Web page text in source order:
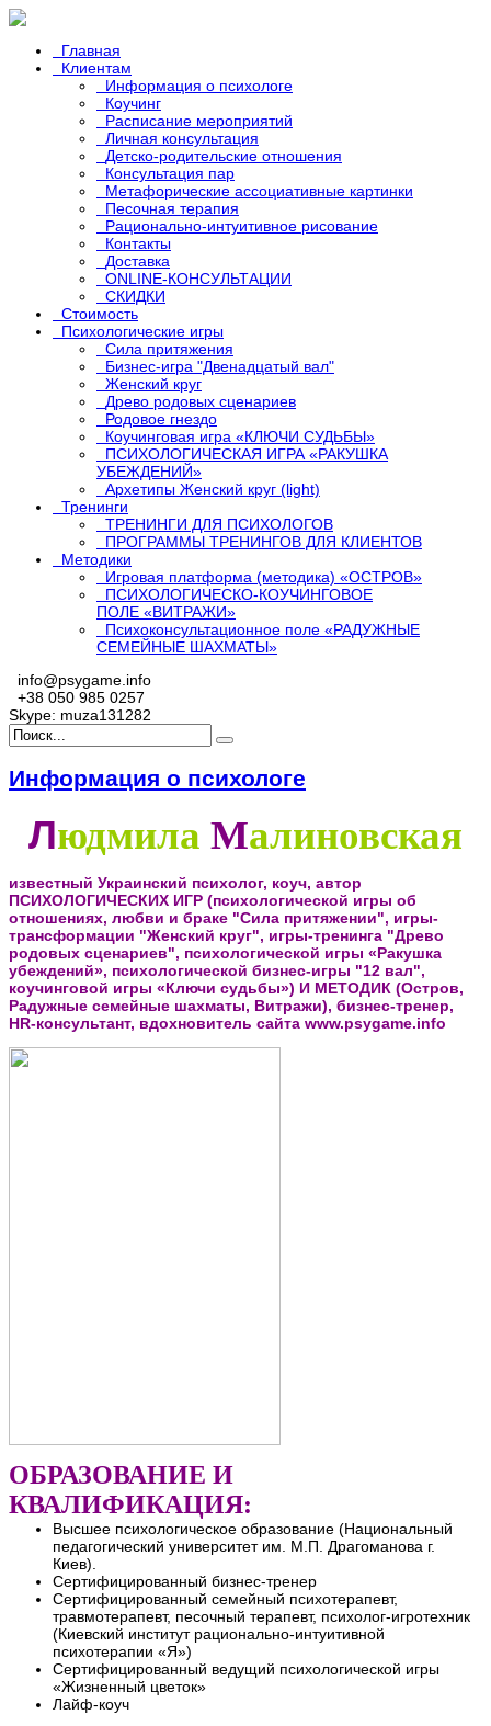
Главная
Клиентам
Информация о психологе
Коучинг
Расписание мероприятий
Личная консультация
Детско-родительские отношения
Консультация пар
Метафорические ассоциативные картинки
Песочная терапия
Рационально-интуитивное рисование
Контакты
Доставка
ONLINE-КОНСУЛЬТАЦИИ
СКИДКИ
Стоимость
Психологические игры
Сила притяжения
Бизнес-игра "Двенадцатый вал"
Женский круг
Древо родовых сценариев
Родовое гнездо
Коучинговая игра «КЛЮЧИ СУДЬБЫ»
ПСИХОЛОГИЧЕСКАЯ ИГРА «РАКУШКА
УБЕЖДЕНИЙ»
Архетипы Женский круг (light)
Тренинги
ТРЕНИНГИ ДЛЯ ПСИХОЛОГОВ
ПРОГРАММЫ ТРЕНИНГОВ ДЛЯ КЛИЕНТОВ
Методики
Игровая платформа (методика) «ОСТРОВ»
ПСИХОЛОГИЧЕСКО-КОУЧИНГОВОЕ
ПОЛЕ «ВИТРАЖИ»
Психоконсультационное поле «РАДУЖНЫЕ
СЕМЕЙНЫЕ ШАХМАТЫ»
info@psygame.info
+38 050 985 0257
Skype: muza131282
Информация о психологе
Людмила Малиновская
известный Украинский психолог, коуч, автор
ПСИХОЛОГИЧЕСКИХ ИГР (психологической игры об
отношениях, любви и браке "Сила притяжении", игры-
трансформации "Женский круг", игры-тренинга "Древо
родовых сценариев", психологической игры «Ракушка
убеждений», психологической бизнес-игры "12 вал",
коучинговой игры «Ключи судьбы») И МЕТОДИК (Остров,
Радужные семейные шахматы, Витражи), бизнес-тренер,
HR-консультант, вдохновитель сайта www.psygame.info
ОБРАЗОВАНИЕ И
КВАЛИФИКАЦИЯ:
Высшее психологическое образование (Национальный
педагогический университет им. М.П. Драгоманова г.
Киев).
Сертифицированный бизнес-тренер
Сертифицированный семейный психотерапевт,
травмотерапевт, песочный терапевт, психолог-игротехник
(Киевский институт рационально-интуитивной
психотерапии «Я»)
Сертифицированный ведущий психологической игры
«Жизненный цветок»
Лайф-коуч